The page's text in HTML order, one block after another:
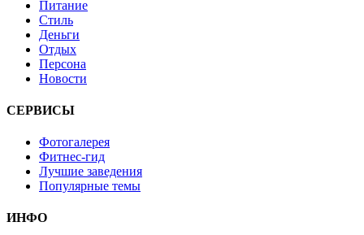
Питание
Стиль
Деньги
Отдых
Персона
Новости
СЕРВИСЫ
Фотогалерея
Фитнес-гид
Лучшие заведения
Популярные темы
ИНФО